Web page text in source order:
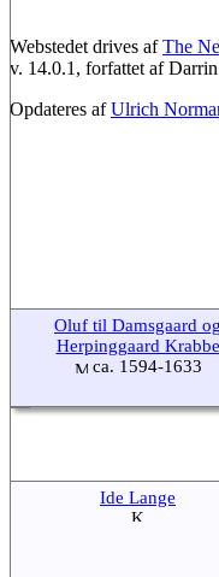
Oluf til Damsgaard og
Herpinggaard Krabbe
ca. 1594-1633
Ide Lange
Webstedet drives afThe
v. 14.0.1, forfattet af
Opdateres afUlrich